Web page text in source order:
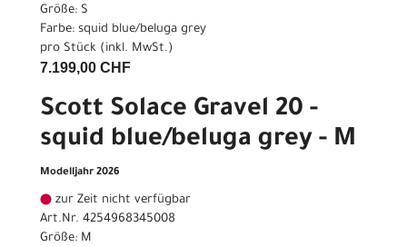
Größe: S
Farbe: squid blue/beluga grey
pro Stück (inkl. MwSt.)
7.199,00 CHF
Scott Solace Gravel 20 -
squid blue/beluga grey - M
Modelljahr 2026
zur Zeit nicht verfügbar
Art.Nr. 4254968345008
Größe: M